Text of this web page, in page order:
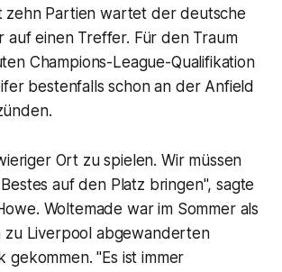
zehn Partien wartet der deutsche
auf einen Treffer. Für den Traum
Champions-League-Qualifikation
bestenfalls schon an der Anfield
Ort zu spielen. Wir müssen
auf den Platz bringen", sagte
Woltemade war im Sommer als
zu Liverpool abgewanderten
gekommen. "Es ist immer